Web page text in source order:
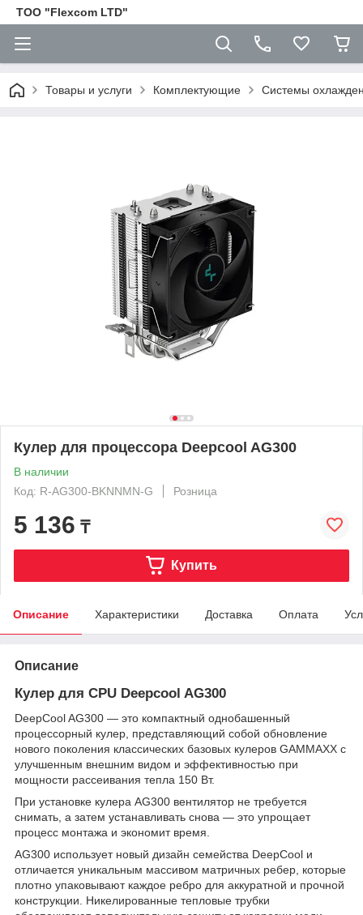
ТОО "Flexcom LTD"
Товары и услуги Комплектующие Cистемы
Кулер для процессора Deepcool AG300
В наличии
Код: R-AG300-BKNNMN-G
Розница
5 136 ₸
Купить
Описание Характеристики Доставка Оплата
Описание
Кулер для CPU Deepcool AG300
DeepCool AG300 — это компактный однобашенный
процессорный кулер, представляющий собой обновление
нового поколения классических базовых кулеров GAMMAXX с
улучшенным внешним видом и эффективностью при
мощности рассеивания тепла 150 Вт.
При установке кулера AG300 вентилятор не требуется
снимать, а затем устанавливать снова — это упрощает
процесс монтажа и экономит время.
AG300 использует новый дизайн семейства DeepCool и
отличается уникальным массивом матричных ребер, которые
плотно упаковывают каждое ребро для аккуратной и прочной
конструкции. Никелированные тепловые трубки